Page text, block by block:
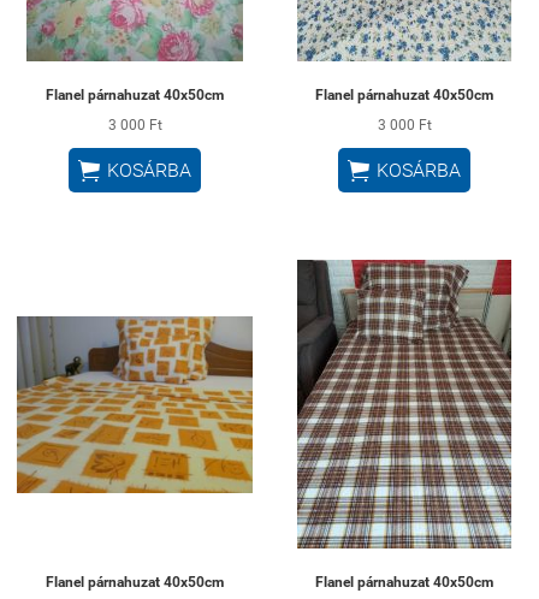
Flanel párnahuzat 40x50cm
3 000 Ft
 KOSÁRBA
Flanel párnahuzat 40x50cm
3 000 Ft
 KOSÁRBA
Flanel párnahuzat 40x50cm
Flanel párnahuzat 40x50cm